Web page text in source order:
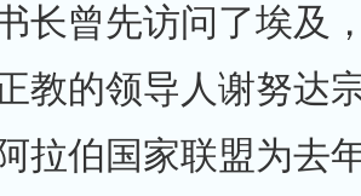
长曾先访问了埃及
教的领导人谢努达
拉伯国家联盟为去